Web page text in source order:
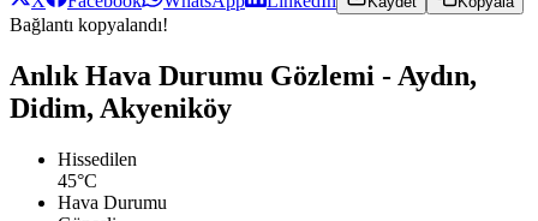
Bağlantı kopyalandı!
Anlık Hava Durumu Gözlemi - Aydın,
Didim, Akyeniköy
Hissedilen
45°C
Hava Durumu